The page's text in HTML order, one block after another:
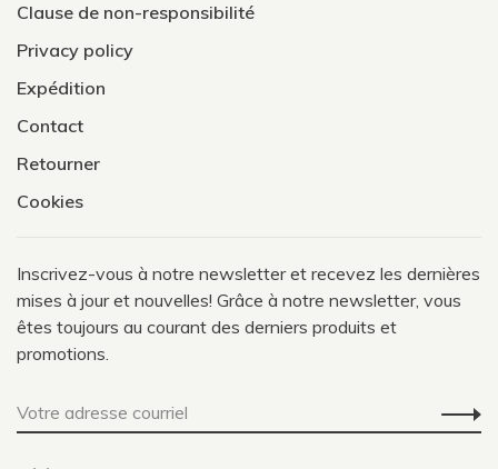
Clause de non-responsibilité
Privacy policy
Expédition
Contact
Retourner
Cookies
Inscrivez-vous à notre newsletter et recevez les dernières
mises à jour et nouvelles! Grâce à notre newsletter, vous
êtes toujours au courant des derniers produits et
promotions.